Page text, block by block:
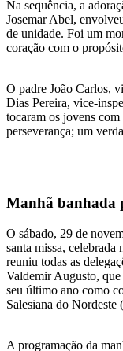
Na sequência, a
Josemar Abel,
de unidade. Foi um
coração com o
O padre João Carlos,
Dias Pereira, vice-
tocaram os jovens
perseverança; um
Manhã banhada
O sábado, 29 de
santa missa, celebrada
reuniu todas as
Valdemir Augusto, que
seu último ano como
Salesiana do Nordeste
A programação da